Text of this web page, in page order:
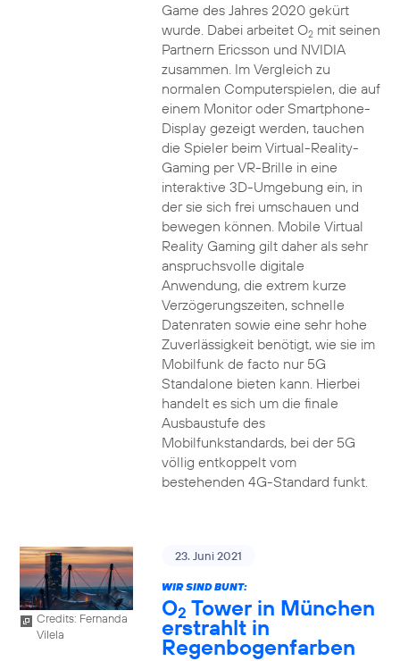
Game des Jahres 2020 gekürt
wurde. Dabei arbeitet O2mit seinen
Partnern Ericsson und NVIDIA
zusammen. Im Vergleich zu
normalen Computerspielen, die auf
einem Monitor oder Smartphone-
Display gezeigt werden, tauchen
die Spieler beim Virtual-Reality-
Gaming per VR-Brille in eine
interaktive 3D-Umgebung ein, in
der sie sich frei umschauen und
bewegen können. Mobile Virtual
Reality Gaming gilt daher als sehr
anspruchsvolle digitale
Anwendung, die extrem kurze
Verzögerungszeiten, schnelle
Datenraten sowie eine sehr hohe
Zuverlässigkeit benötigt, wie sie im
Mobilfunk de facto nur 5G
Standalone bieten kann. Hierbei
handelt es sich um die finale
Ausbaustufe des
Mobilfunkstandards, bei der 5G
völlig entkoppelt vom
bestehenden 4G-Standard funkt.
Credits: Fernanda
Vilela
23. Juni 2021
WIR SIND BUNT:
O2 Tower in München
erstrahlt in
Regenbogenfarben